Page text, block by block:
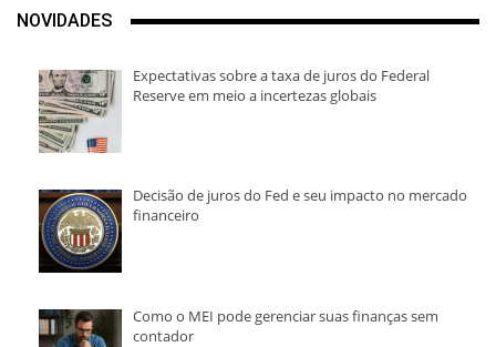
NOVIDADES
Expectativas sobre a taxa de juros do Federal
Reserve em meio a incertezas globais
Decisão de juros do Fed e seu impacto no mercado
financeiro
Como o MEI pode gerenciar suas finanças sem
contador